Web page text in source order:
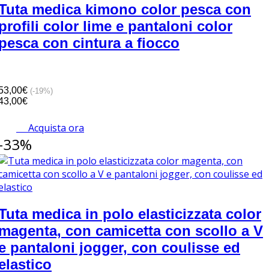
medica kimono color pesca con
color lime e pantaloni color
con cintura a fiocco
(-19%)
Acquista ora
medica in polo elasticizzata color
con camicetta con scollo a V
pantaloni jogger, con coulisse ed